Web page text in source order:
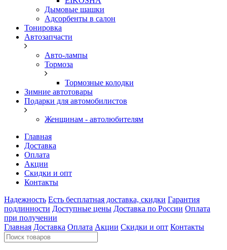
Дымовые шашки
Адсорбенты в салон
Тонировка
Автозапчасти
Авто-лампы
Тормоза
Тормозные колодки
Зимние автотовары
Подарки для автомобилистов
Женщинам - автолюбителям
Главная
Доставка
Оплата
Акции
Скидки и опт
Контакты
Надежность Есть бесплатная доставка, скидки Гарантия
подлинности Доступные цены Доставка по России Оплата
при получении
Главная Доставка Оплата Акции Скидки и опт Контакты